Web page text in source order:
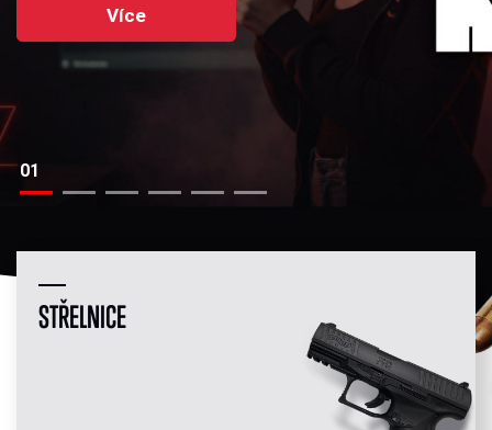
Více
01
STŘELNICE